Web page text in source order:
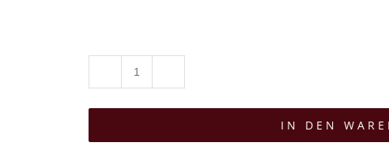
T-
IN DEN